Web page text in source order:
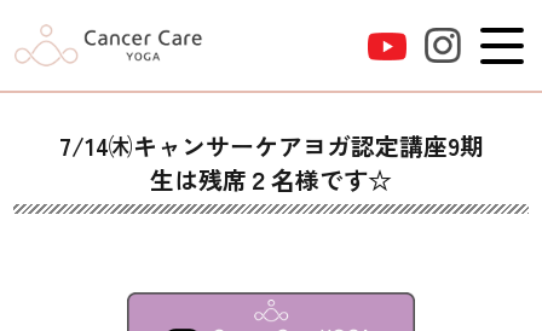
7/14㈭キャンサーケアヨガ認定講座9期
生は残席２名様です☆